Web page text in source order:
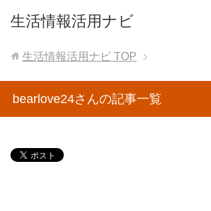
生活情報活用ナビ
生活情報活用ナビ TOP
bearlove24さんの記事一覧